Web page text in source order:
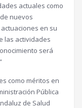
actuales como
nuevos
en su
las actividades
será
como méritos en
Pública
de Salud